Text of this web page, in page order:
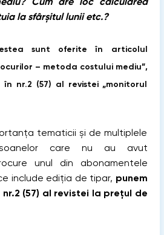
la sfârșitul lunii etc.?
sunt oferite în articolul
– metoda costului mediu”,
nr.2 (57) al revistei „monitorul
tematicii și de multiplele
care nu au avut
unul din abonamentele
include ediția de tipar, punem
(57) al revistei la prețul de